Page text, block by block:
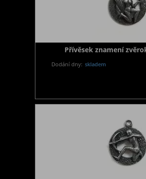
Přívěsek znamení
Dodání dny: skladem